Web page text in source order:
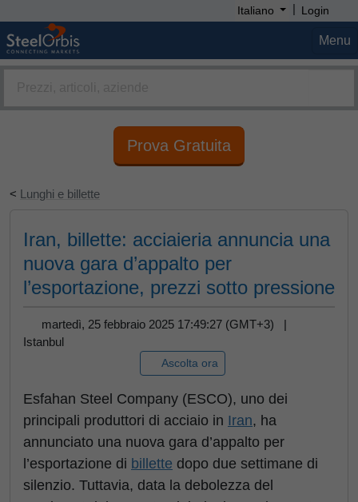
Italiano | Login
Menu
Prova Gratuita
< Lunghi e billette
Iran, billette: acciaieria annuncia una
nuova gara d’appalto per
l’esportazione, prezzi sotto pressione
martedì, 25 febbraio 2025 17:49:27 (GMT+3) |
Istanbul
Ascolta ora
Esfahan Steel Company (ESCO), uno dei
principali produttori di acciaio in Iran, ha
annunciato una nuova gara d’appalto per
l’esportazione di billette dopo due settimane di
silenzio. Tuttavia, data la debolezza del